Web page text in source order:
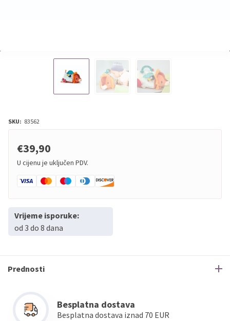
SKU: 83562
€39,90
U cijenu je uključen PDV.
Vrijeme isporuke:
od 3 do 8 dana
Prednosti
Besplatna dostava
Besplatna dostava iznad 70 EUR